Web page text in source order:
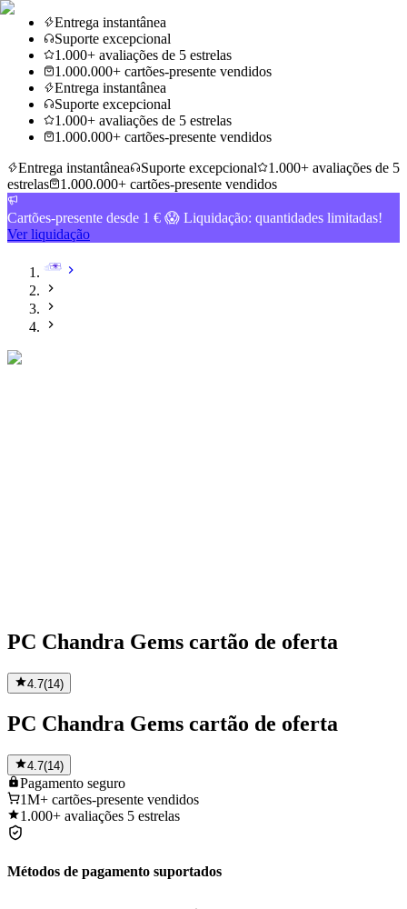
Entrega instantânea
Suporte excepcional
1.000+ avaliações de 5 estrelas
1.000.000+ cartões-presente vendidos
Entrega instantânea
Suporte excepcional
1.000+ avaliações de 5 estrelas
1.000.000+ cartões-presente vendidos
Entrega instantânea
Suporte excepcional
1.000+ avaliações de 5
estrelas
1.000.000+ cartões-presente vendidos
Cartões-presente desde 1 € 😱 Liquidação: quantidades limitadas!
Ver liquidação
PC Chandra Gems cartão de oferta
4.7(14)
PC Chandra Gems cartão de oferta
4.7(14)
Pagamento seguro
1M+ cartões-presente vendidos
1.000+ avaliações 5 estrelas
Métodos de pagamento suportados